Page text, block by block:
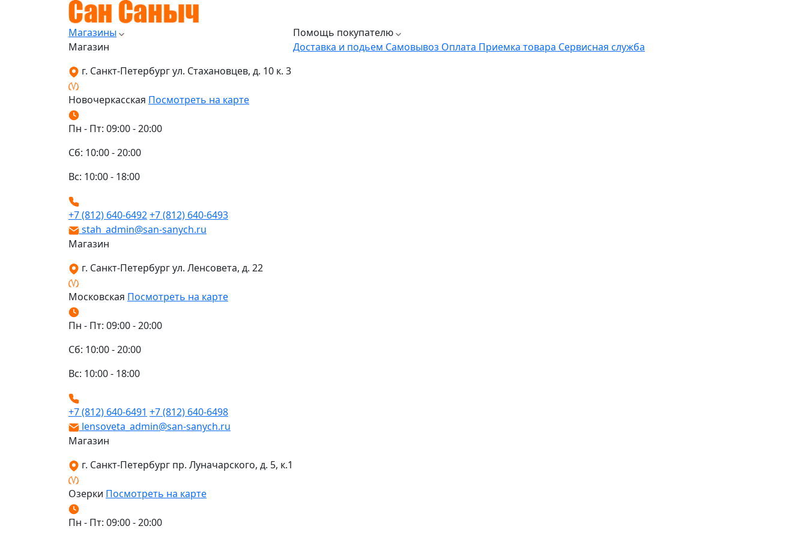
Магазины
Магазин
г. Санкт-Петербург ул. Стахановцев, д. 10 к. 3
Новочеркасская Посмотреть на карте
Пн - Пт: 09:00 - 20:00
Сб: 10:00 - 20:00
Вс: 10:00 - 18:00
+7 (812) 640-6492+7 (812) 640-6493
stah_admin@san-sanych.ru
Магазин
г. Санкт-Петербург ул. Ленсовета, д. 22
Московская Посмотреть на карте
Пн - Пт: 09:00 - 20:00
Сб: 10:00 - 20:00
Вс: 10:00 - 18:00
+7 (812) 640-6491 +7 (812) 640-6498
lensoveta_admin@san-sanych.ru
Магазин
г. Санкт-Петербург пр. Луначарского, д. 5, к.1
Озерки Посмотреть на карте
Пн - Пт: 09:00 - 20:00
Помощь покупателю
Доставка и подьем Самовывоз Оплата Приемка товара Сервисная служба